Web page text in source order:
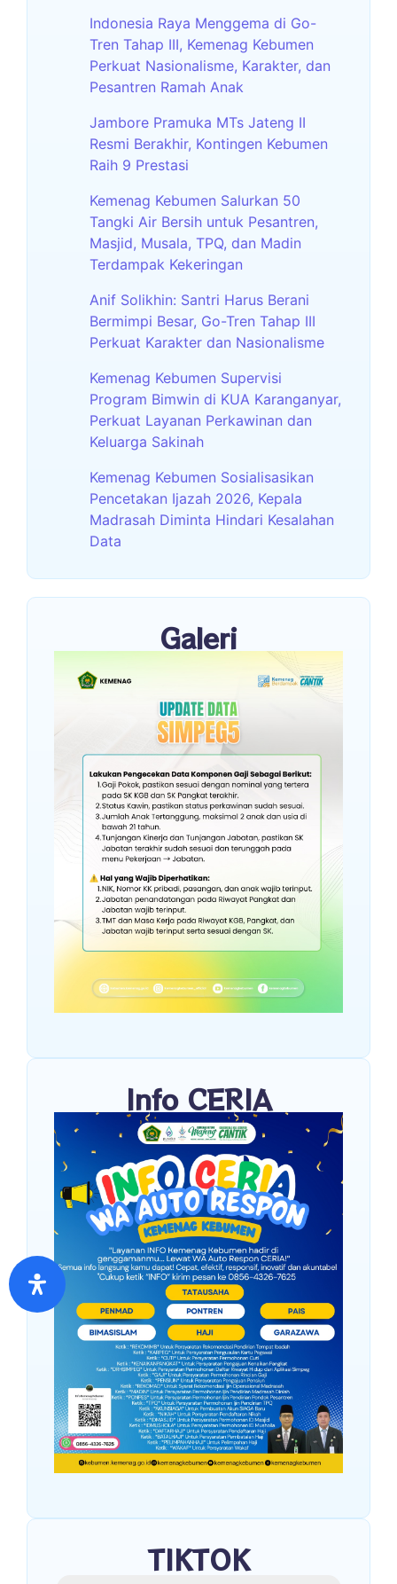
Indonesia Raya Menggema di Go-
Tren Tahap III, Kemenag Kebumen
Perkuat Nasionalisme, Karakter, dan
Pesantren Ramah Anak
Jambore Pramuka MTs Jateng II
Resmi Berakhir, Kontingen Kebumen
Raih 9 Prestasi
Kemenag Kebumen Salurkan 50
Tangki Air Bersih untuk Pesantren,
Masjid, Musala, TPQ, dan Madin
Terdampak Kekeringan
Anif Solikhin: Santri Harus Berani
Bermimpi Besar, Go-Tren Tahap III
Perkuat Karakter dan Nasionalisme
Kemenag Kebumen Supervisi
Program Bimwin di KUA Karanganyar,
Perkuat Layanan Perkawinan dan
Keluarga Sakinah
Kemenag Kebumen Sosialisasikan
Pencetakan Ijazah 2026, Kepala
Madrasah Diminta Hindari Kesalahan
Data
Galeri
Info CERIA
TIKTOK